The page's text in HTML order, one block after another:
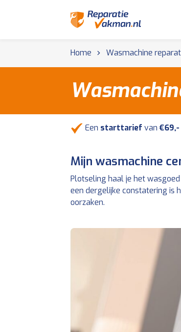
Home Wasmachine
Een starttarief van €69,-
Mijn wasmachine
Plotseling haal je het
een dergelijke constatering is
oorzaken.